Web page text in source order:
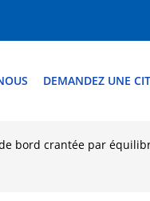
DEMANDEZ UNE
bord crantée par